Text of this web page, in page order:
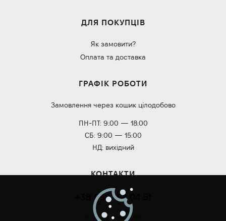
ДЛЯ ПОКУПЦІВ
Як замовити?
Оплата та доставка
ГРАФІК РОБОТИ
Замовлення через кошик цілодобово
ПН-ПТ: 9:00 — 18:00
СБ: 9:00 — 15:00
НД: вихідний
КОНТАКТИ
+38 068 184 04 51
м. Хмельницький